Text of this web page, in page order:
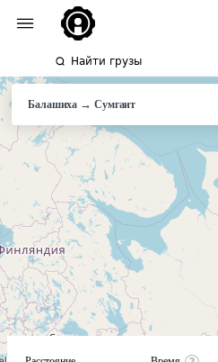
Найти грузы
Балашиха → Сумгаит